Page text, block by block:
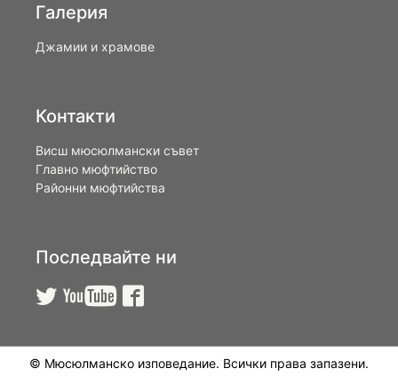
Галерия
Джамии и храмове
Контакти
Висш мюсюлмански съвет
Главно мюфтийство
Районни мюфтийства
Последвайте ни
  
© Мюсюлманско изповедание. Всички права запазени.